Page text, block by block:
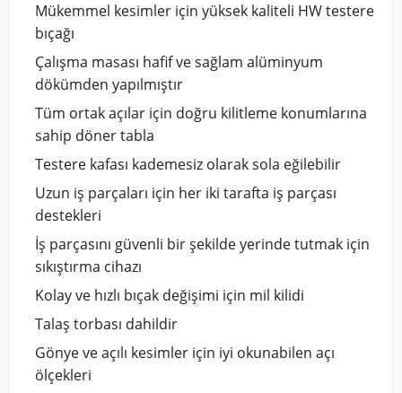
Mükemmel kesimler için yüksek kaliteli HW testere
bıçağı
Çalışma masası hafif ve sağlam alüminyum
dökümden yapılmıştır
Tüm ortak açılar için doğru kilitleme konumlarına
sahip döner tabla
Testere kafası kademesiz olarak sola eğilebilir
Uzun iş parçaları için her iki tarafta iş parçası
destekleri
İş parçasını güvenli bir şekilde yerinde tutmak için
sıkıştırma cihazı
Kolay ve hızlı bıçak değişimi için mil kilidi
Talaş torbası dahildir
Gönye ve açılı kesimler için iyi okunabilen açı
ölçekleri